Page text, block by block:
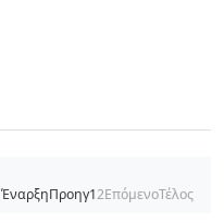
ΈναρξηΠροηγ12ΕπόμενοΤέλος